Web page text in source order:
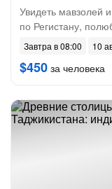
Увидеть мавзолей
по Регистану,
Завтра в 08:00 10
$450 за человека